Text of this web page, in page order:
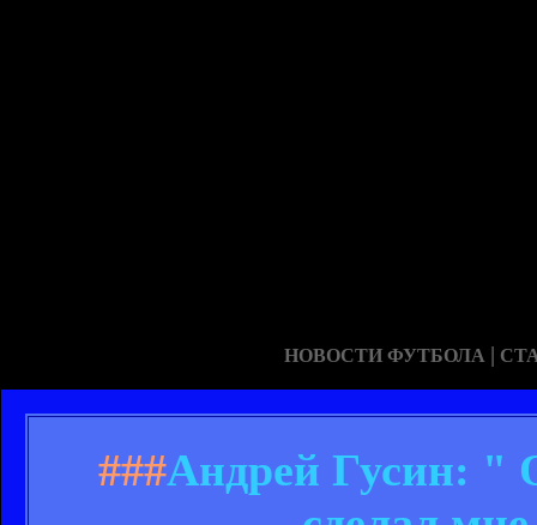
НОВОСТИ ФУТБОЛА |
###Андрей Гусин: "